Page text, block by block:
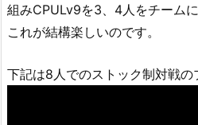
組みCPULv9を3、4人をチーム
これが結構楽しいのです。
下記は8人でのストック制対戦の